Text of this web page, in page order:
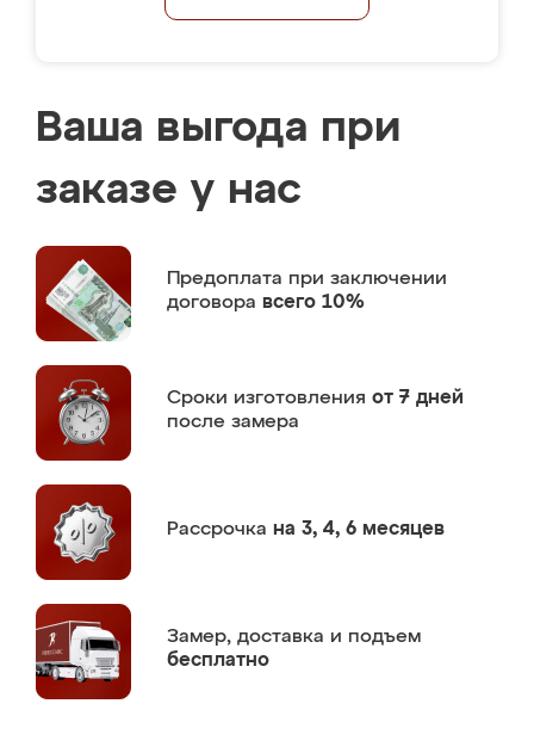
Ваша выгода при
заказе у нас
Предоплата при заключении
договора всего 10%
Сроки изготовления от 7 дней
после замера
Рассрочка на 3, 4, 6 месяцев
Замер, доставка и подъем
бесплатно